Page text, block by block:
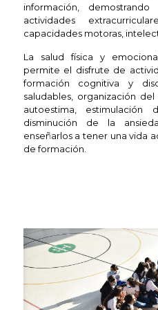
información,
actividades
capacidades motoras,
La salud física y
permite el disfrute de
formación cognitiva y
saludables, organización
autoestima,
disminución de la
enseñarlos a tener una vida
de formación.